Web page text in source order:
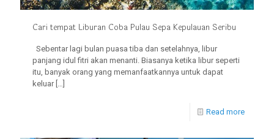
Cari tempat Liburan Coba Pulau Sepa Kepulauan Seribu
Sebentar lagi bulan puasa tiba dan setelahnya, libur
panjang idul fitri akan menanti. Biasanya ketika libur seperti
itu, banyak orang yang memanfaatkannya untuk dapat
keluar[…]
Read more